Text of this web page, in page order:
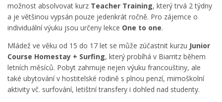
možnost absolvovat kurz Teacher Training, který trvá 2 týdny
a je většinou vypsán pouze jedenkrát ročně. Pro zájemce o
individuální výuku jsou určeny lekce One to one.
Mládež ve věku od 15 do 17 let se může zúčastnit kurzu Junior
Course Homestay + Surfing, který probíhá v Biarritz během
letních měsíců. Pobyt zahrnuje nejen výuku francouštiny, ale
také ubytování v hostitelské rodině s plnou penzí, mimoškolní
aktivity vč. surfování, letištní transfery i dohled nad studenty.